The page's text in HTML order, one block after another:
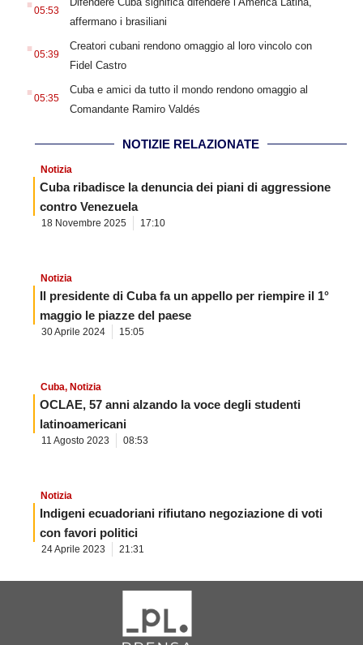
05:53
affermano i brasiliani
. 05:39
Creatori cubani rendono omaggio al loro vincolo con
Fidel Castro
. 05:35
Cuba e amici da tutto il mondo rendono omaggio al
Comandante Ramiro Valdés
NOTIZIE RELAZIONATE
Notizia
Cuba ribadisce la denuncia dei piani di aggressione
contro Venezuela
18 Novembre 2025 17:10
Notizia
Il presidente di Cuba fa un appello per riempire il 1°
maggio le piazze del paese
30 Aprile 2024 15:05
Cuba, Notizia
OCLAE, 57 anni alzando la voce degli studenti
latinoamericani
11 Agosto 2023 08:53
Notizia
Indigeni ecuadoriani rifiutano negoziazione di voti
con favori politici
24 Aprile 2023 21:31